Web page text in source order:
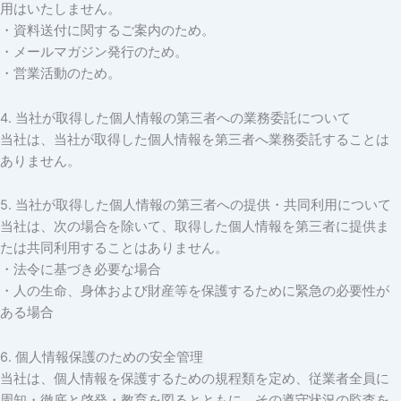
用はいたしません。
・資料送付に関するご案内のため。
・メールマガジン発行のため。
・営業活動のため。
4. 当社が取得した個人情報の第三者への業務委託について
当社は、当社が取得した個人情報を第三者へ業務委託することは
ありません。
5. 当社が取得した個人情報の第三者への提供・共同利用について
当社は、次の場合を除いて、取得した個人情報を第三者に提供ま
たは共同利用することはありません。
・法令に基づき必要な場合
・人の生命、身体および財産等を保護するために緊急の必要性が
ある場合
6. 個人情報保護のための安全管理
当社は、個人情報を保護するための規程類を定め、従業者全員に